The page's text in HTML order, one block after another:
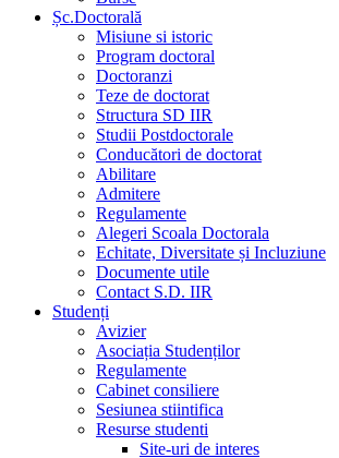
Șc.Doctorală
Misiune si istoric
Program doctoral
Doctoranzi
Teze de doctorat
Structura SD IIR
Studii Postdoctorale
Conducători de doctorat
Abilitare
Admitere
Regulamente
Alegeri Scoala Doctorala
Echitate, Diversitate și Incluziune
Documente utile
Contact S.D. IIR
Studenți
Avizier
Asociația Studenților
Regulamente
Cabinet consiliere
Sesiunea stiintifica
Resurse studenti
Site-uri de interes